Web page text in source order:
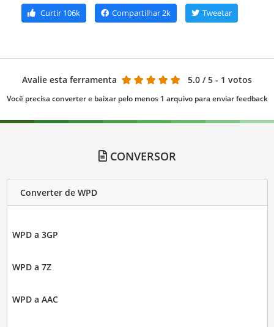
Curtir 106k Compartilhar2k Tweetar
Avalie esta ferramenta 5.0 / 5 - 1 votos
Você precisa converter e baixar pelo menos 1 arquivo para enviar feedback
CONVERSOR
Converter de WPD
WPD a 3GP
WPD a 7Z
WPD a AAC